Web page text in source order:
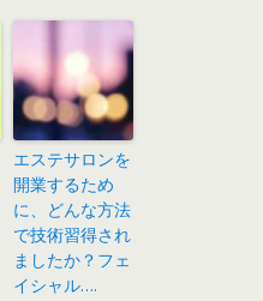
エステサロンを
開業するため
に、どんな方法
で技術習得され
ましたか？フェ
イシャル….